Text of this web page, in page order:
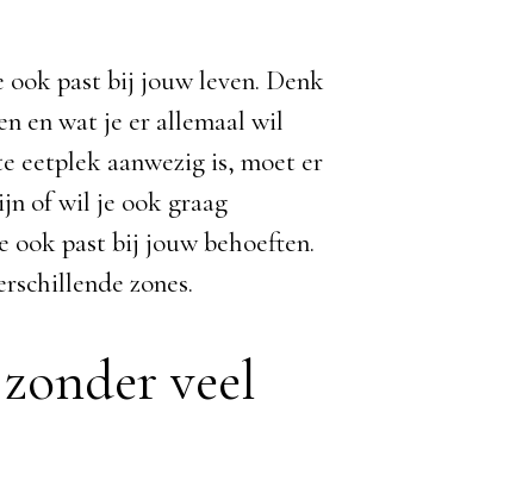
past bij jouw leven. Denk
en wat je er allemaal wil
eetplek aanwezig is, moet er
of wil je ook graag
ook past bij jouw behoeften.
zones.
veel